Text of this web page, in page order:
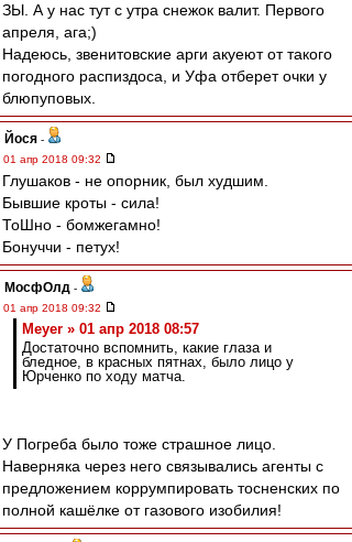
ЗЫ. А у нас тут с утра снежок валит. Первого
апреля, ага;)
Надеюсь, звенитовские арги акуеют от такого
погодного распиздоса, и Уфа отберет очки у
блюпуповых.
Йося -
01 апр 2018 09:32
Глушаков - не опорник, был худшим.
Бывшие кроты - сила!
ТоШно - бомжегамно!
Бонуччи - петух!
МосфОлд -
01 апр 2018 09:32
Meyer » 01 апр 2018 08:57
Достаточно вспомнить, какие глаза и
бледное, в красных пятнах, было лицо у
Юрченко по ходу матча.
У Погреба было тоже страшное лицо.
Наверняка через него связывались агенты с
предложением коррумпировать тосненских по
полной кашёлке от газового изобилия!